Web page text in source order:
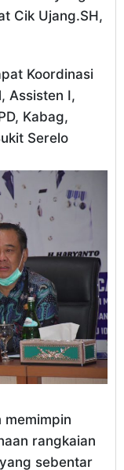
Cik Ujang.SH,
Koordinasi
Assisten I,
Kabag,
Serelo
memimpin
rangkaian
sebentar